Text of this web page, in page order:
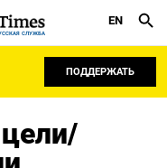
СЛУЖБА
EN
ПОДДЕРЖАТЬ